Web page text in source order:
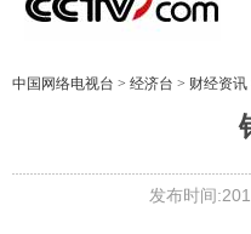
中国网络电视台 > 经济台 > 财经资讯
发布时间